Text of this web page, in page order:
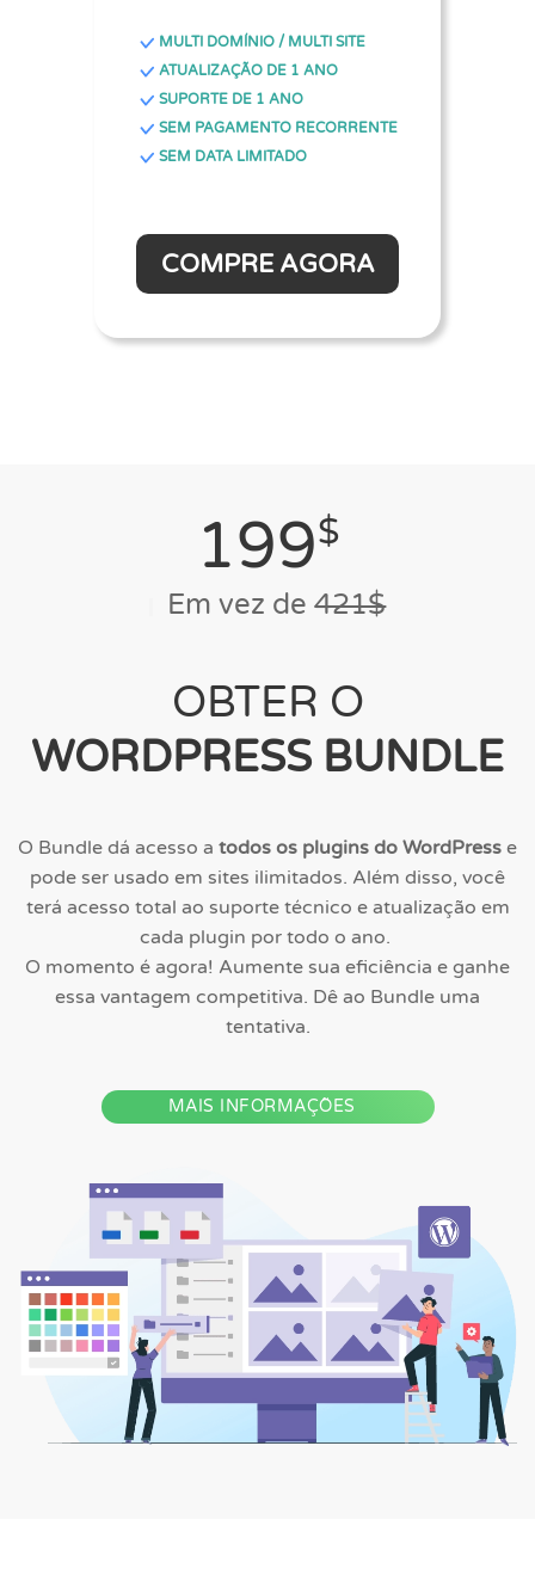
MULTI DOMÍNIO / MULTI SITE
ATUALIZAÇÃO DE 1 ANO
SUPORTE DE 1 ANO
SEM PAGAMENTO RECORRENTE
SEM DATA LIMITADO
COMPRE AGORA
199$
Em vez de421$
OBTER O
WORDPRESS BUNDLE
O Bundle dá acesso a todos os plugins do WordPress e
pode ser usado em sites ilimitados. Além disso, você
terá acesso total ao suporte técnico e atualização em
cada plugin por todo o ano.
O momento é agora! Aumente sua eficiência e ganhe
essa vantagem competitiva. Dê ao Bundle uma
tentativa.
MAIS INFORMAÇÕES